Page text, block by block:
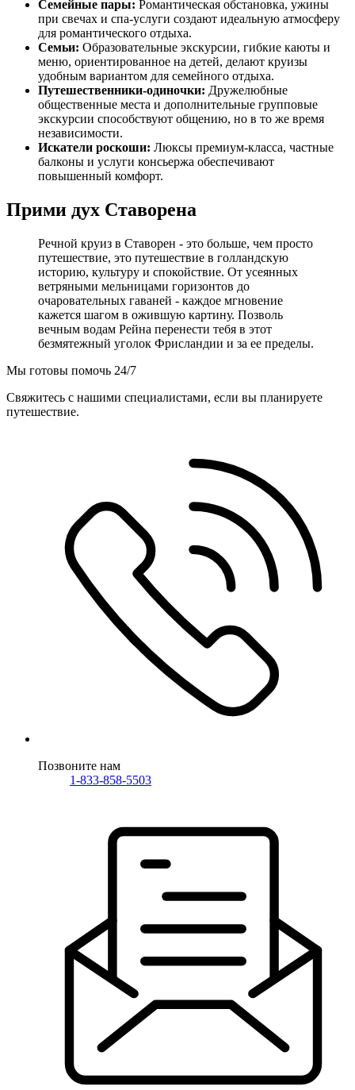
Семейные пары: Романтическая обстановка, ужины
при свечах и спа-услуги создают идеальную атмосферу
для романтического отдыха.
Семьи: Образовательные экскурсии, гибкие каюты и
меню, ориентированное на детей, делают круизы
удобным вариантом для семейного отдыха.
Путешественники-одиночки: Дружелюбные
общественные места и дополнительные групповые
экскурсии способствуют общению, но в то же время
независимости.
Искатели роскоши: Люксы премиум-класса, частные
балконы и услуги консьержа обеспечивают
повышенный комфорт.
Прими дух Ставорена
Речной круиз в Ставорен - это больше, чем просто
путешествие, это путешествие в голландскую
историю, культуру и спокойствие. От усеянных
ветряными мельницами горизонтов до
очаровательных гаваней - каждое мгновение
кажется шагом в ожившую картину. Позволь
вечным водам Рейна перенести тебя в этот
безмятежный уголок Фрисландии и за ее пределы.
Мы готовы помочь 24/7
Свяжитесь с нашими специалистами, если вы планируете
путешествие.
Позвоните нам
1-833-858-5503